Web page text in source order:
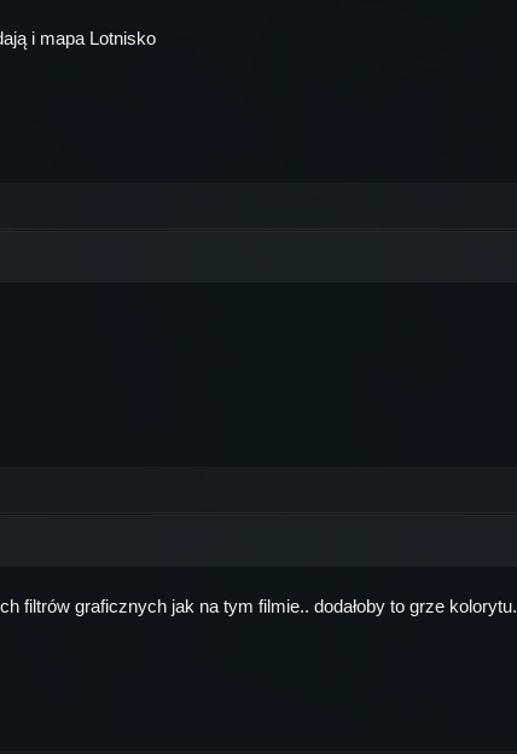
i mapa Lotnisko
filtrów graficznych jak na tym filmie.. dodałoby to grze kolorytu.